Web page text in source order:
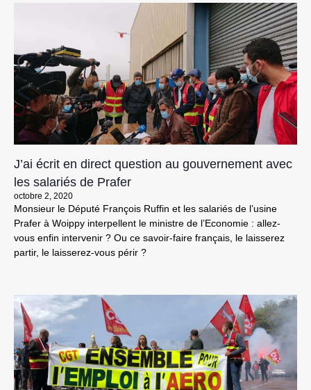
J’ai écrit en direct question au gouvernement avec
les salariés de Prafer
octobre 2, 2020
Monsieur le Député François Ruffin et les salariés de l’usine
Prafer à Woippy interpellent le ministre de l’Economie : allez-
vous enfin intervenir ? Ou ce savoir-faire français, le laisserez
partir, le laisserez-vous périr ?